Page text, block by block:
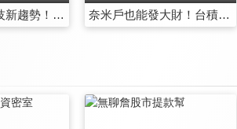
2021年未來科技新趨勢！AI、生醫雙軌投資搶先布局 第31集 奈米戶也能發大財！台積電零股教你聰明買 第32集